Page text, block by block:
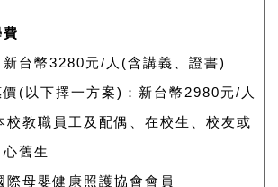
新台幣3280元/人(含講義、證書)
(以下擇一方案)：新台幣2980元/人
教職員工及配偶、在校生、校友或
舊生
母嬰健康照護協會會員